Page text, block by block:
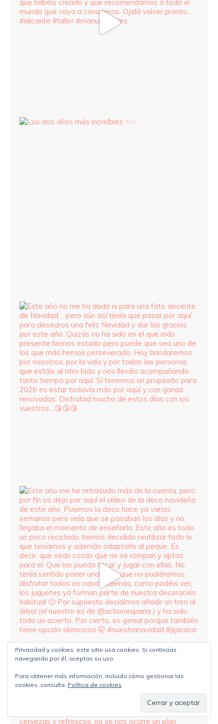
Privacidad y cookies: este sitio usa cookies. Si continúas
navegando por él, aceptas su uso.
Para obtener más información, incluido cómo gestionar las
cookies, consulta: Política de cookies